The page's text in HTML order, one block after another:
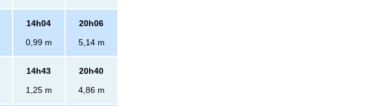
14h04
0,99 m
20h06
5,14 m
14h43
1,25 m
20h40
4,86 m